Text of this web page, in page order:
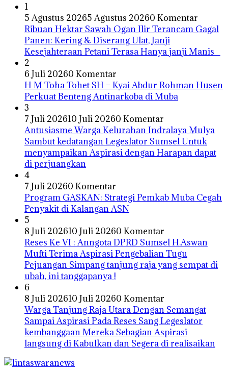
1
5 Agustus 20265 Agustus 20260 Komentar
Ribuan Hektar Sawah Ogan Ilir Terancam Gagal
Panen: Kering & Diserang Ulat, Janji
Kesejahteraan Petani Terasa Hanya janji Manis
2
6 Juli 20260 Komentar
H M Toha Tohet SH – Kyai Abdur Rohman Husen
Perkuat Benteng Antinarkoba di Muba
3
7 Juli 202610 Juli 20260 Komentar
Antusiasme Warga Kelurahan Indralaya Mulya
Sambut kedatangan Legeslator Sumsel Untuk
menyampaikan Aspirasi dengan Harapan dapat
di perjuangkan
4
7 Juli 20260 Komentar
Program GASKAN: Strategi Pemkab Muba Cegah
Penyakit di Kalangan ASN
5
8 Juli 202610 Juli 20260 Komentar
Reses Ke VI : Anngota DPRD Sumsel H.Aswan
Mufti Terima Aspirasi Pengebalian Tugu
Pejuangan Simpang tanjung raja yang sempat di
ubah, ini tanggapanya !
6
8 Juli 202610 Juli 20260 Komentar
Warga Tanjung Raja Utara Dengan Semangat
Sampai Aspirasi Pada Reses Sang Legeslator
kembanggaan Mereka Sebagian Aspirasi
langsung di Kabulkan dan Segera di realisaikan